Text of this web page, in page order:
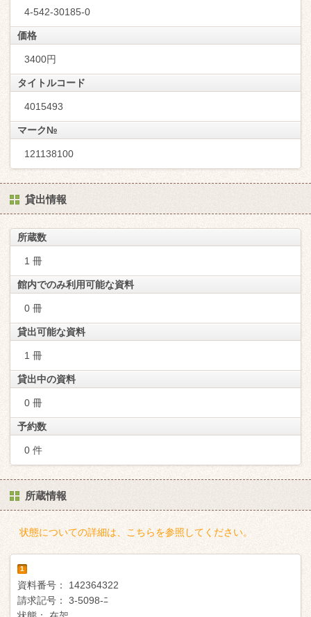
4-542-30185-0
価格
3400円
タイトルコード
4015493
マーク№
121138100
貸出情報
所蔵数
1 冊
館内でのみ利用可能な資料
0 冊
貸出可能な資料
1 冊
貸出中の資料
0 冊
予約数
0 件
所蔵情報
状態についての詳細は、こちらを参照してください。
1
資料番号：
142364322
請求記号：
3-5098-ﾆ